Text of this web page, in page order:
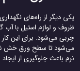
یکی دیگر از راه‌های
ظروف و لوازم استیل با آب
چربی می‌شود. برای این کار
می‌شود تا سطح ورق خش
نرم باعث جلوگیری از